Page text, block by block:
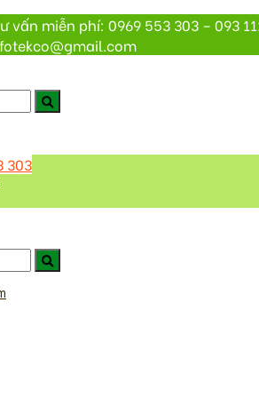
vấn miễn phí: 0969 553 303 – 093
303